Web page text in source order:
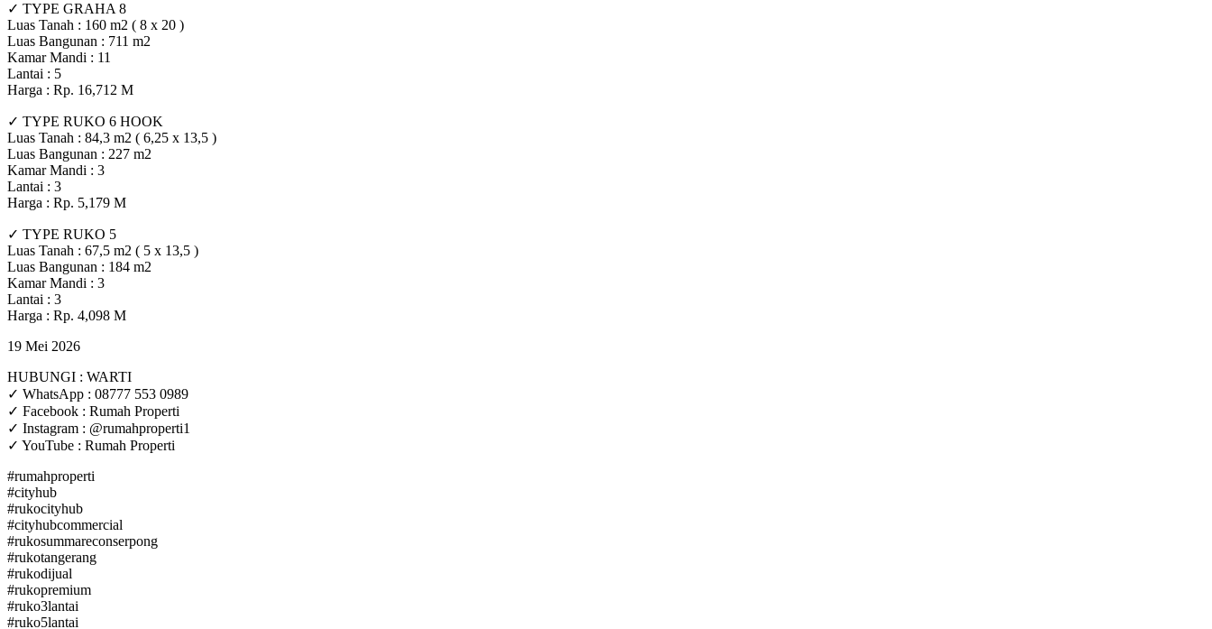
✓ TYPE GRAHA 8
Luas Tanah : 160 m2 ( 8 x 20 )
Luas Bangunan : 711 m2
Kamar Mandi : 11
Lantai : 5
Harga : Rp. 16,712 M
✓ TYPE RUKO 6 HOOK
Luas Tanah : 84,3 m2 ( 6,25 x 13,5 )
Luas Bangunan : 227 m2
Kamar Mandi : 3
Lantai : 3
Harga : Rp. 5,179 M
✓ TYPE RUKO 5
Luas Tanah : 67,5 m2 ( 5 x 13,5 )
Luas Bangunan : 184 m2
Kamar Mandi : 3
Lantai : 3
Harga : Rp. 4,098 M
19 Mei 2026
HUBUNGI : WARTI
✓ WhatsApp : 08777 553 0989
✓ Facebook : Rumah Properti
✓ Instagram : @rumahproperti1
✓ YouTube : Rumah Properti
#rumahproperti
#cityhub
#rukocityhub
#cityhubcommercial
#rukosummareconserpong
#rukotangerang
#rukodijual
#rukopremium
#ruko3lantai
#ruko5lantai